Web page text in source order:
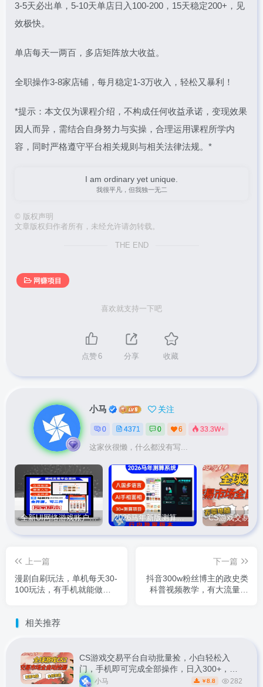
3-5天必出单，5-10天单店日入100-200，15天稳定200+，见
效极快。
单店每天一两百，多店矩阵放大收益。
全职操作3-8家店铺，每月稳定1-3万收入，轻松又暴利！
*提示：本文仅为课程介绍，不构成任何收益承诺，变现效果
因人而异，需结合自身努力与实操，合理运用课程所学内
容，同时严格遵守平台相关规则与相关法律法规。*
I am ordinary yet unique.
我很平凡，但我独一无二
© 版权声明
文章版权归作者所有，未经允许请勿转载。
THE END
网赚项目
喜欢就支持一下吧
点赞6 分享 收藏
小马 关注
0 4371 0 6 33.3W+
这家伙很懒，什么都没有写...
全新UI网络游戏账户交易平台系统 全开源版本 2026马年新版测算系统源码
上一篇
漫剧自刷玩法，单机每天30-
100玩法，有手机就能做，
下一篇
抖音300w粉丝博主的政史类
科普视频教学，有大流量扶
相关推荐
CS游戏交易平台自动批量捡，小白轻松入
门，手机即可完成全部操作，日入300+，轻
松副业【揭秘】
小马 ￥ 8.8 282